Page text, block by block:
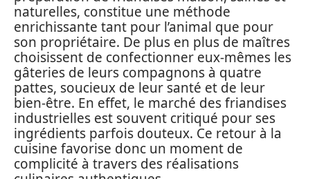
naturelles, constitue une méthode
enrichissante tant pour l’animal que pour
son propriétaire. De plus en plus de maîtres
choisissent de confectionner eux-mêmes les
gâteries de leurs compagnons à quatre
pattes, soucieux de leur santé et de leur
bien-être. En effet, le marché des friandises
industrielles est souvent critiqué pour ses
ingrédients parfois douteux. Ce retour à la
cuisine favorise donc un moment de
complicité à travers des réalisations